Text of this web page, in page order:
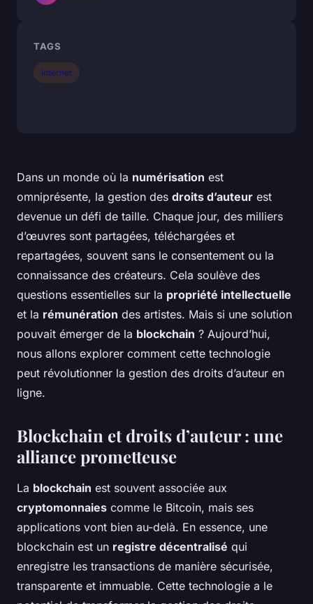
Dans un monde où la numérisation est
omniprésente, la gestion des droits d’auteur est
devenue un défi de taille. Chaque jour, des milliers
d’œuvres sont partagées, téléchargées et
repartagées, souvent sans le consentement ou la
connaissance des créateurs. Cela soulève des
questions essentielles sur la propriété intellectuelle
et la rémunération des artistes. Mais si une solution
pouvait émerger de la blockchain ? Aujourd’hui,
nous allons explorer comment cette technologie
peut révolutionner la gestion des droits d’auteur en
ligne.
Blockchain et droits d’auteur : une
alliance prometteuse
La blockchain est souvent associée aux
cryptomonnaies comme le Bitcoin, mais ses
applications vont bien au-delà. En essence, une
blockchain est un registre décentralisé qui
enregistre les transactions de manière sécurisée,
transparente et immuable. Cette technologie a le
TAGS
Internet